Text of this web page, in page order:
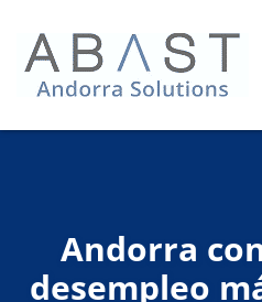
Andorra
desempleo